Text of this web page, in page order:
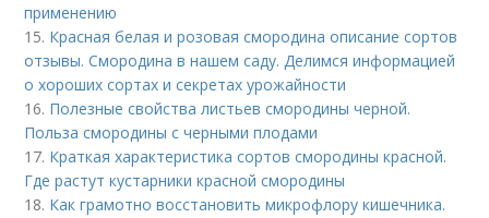
применению
15. Красная белая и розовая смородина описание сортов
отзывы. Смородина в нашем саду. Делимся информацией
о хороших сортах и секретах урожайности
16. Полезные свойства листьев смородины черной.
Польза смородины с черными плодами
17. Краткая характеристика сортов смородины красной.
Где растут кустарники красной смородины
18. Как грамотно восстановить микрофлору кишечника.